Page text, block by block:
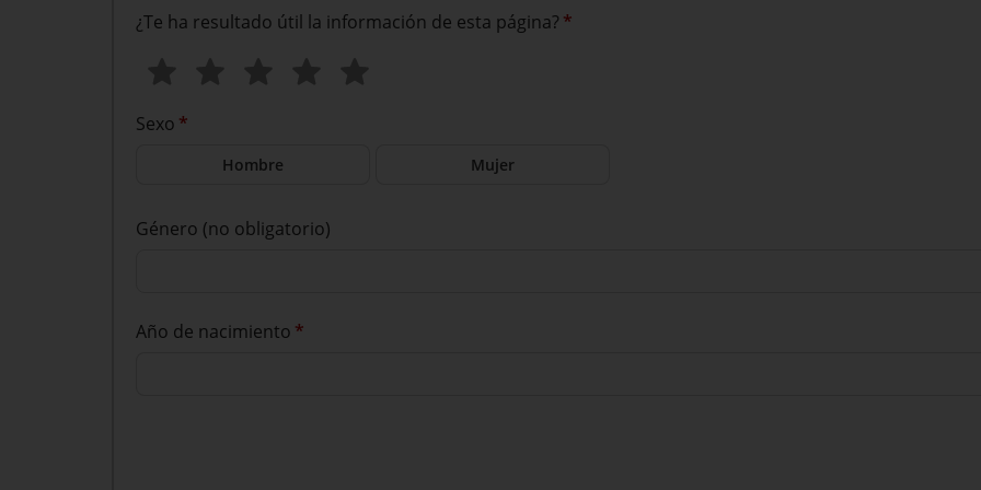
¿Te ha resultado útil la información de esta página? *
Sexo *
Hombre Mujer
Género (no obligatorio)
Año de nacimiento *